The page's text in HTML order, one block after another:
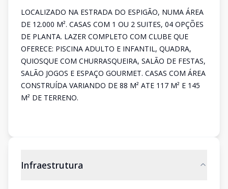
LOCALIZADO NA ESTRADA DO ESPIGÃO, NUMA ÁREA
DE 12.000 M². CASAS COM 1 OU 2 SUITES, 04 OPÇÕES
DE PLANTA. LAZER COMPLETO COM CLUBE QUE
OFERECE: PISCINA ADULTO E INFANTIL, QUADRA,
QUIOSQUE COM CHURRASQUEIRA, SALÃO DE FESTAS,
SALÃO JOGOS E ESPAÇO GOURMET. CASAS COM ÁREA
CONSTRUÍDA VARIANDO DE 88 M² ATE 117 M² E 145
M² DE TERRENO.
Infraestrutura